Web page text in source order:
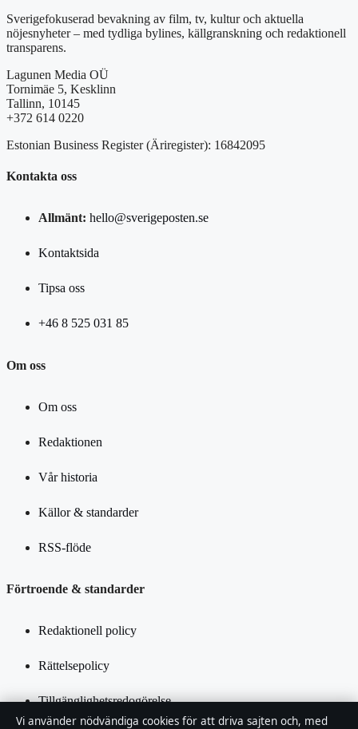
Sverigefokuserad bevakning av film, tv, kultur och aktuella
nöjesnyheter – med tydliga bylines, källgranskning och redaktionell
transparens.
Lagunen Media OÜ
Tornimäe 5, Kesklinn
Tallinn, 10145
+372 614 0220
Estonian Business Register (Äriregister): 16842095
Kontakta oss
Allmänt: hello@sverigeposten.se
Kontaktsida
Tipsa oss
+46 8 525 031 85
Om oss
Om oss
Redaktionen
Vår historia
Källor & standarder
RSS-flöde
Förtroende & standarder
Redaktionell policy
Rättelsepolicy
Tillgänglighetsredogörelse
Vi använder nödvändiga cookies för att driva sajten och, med